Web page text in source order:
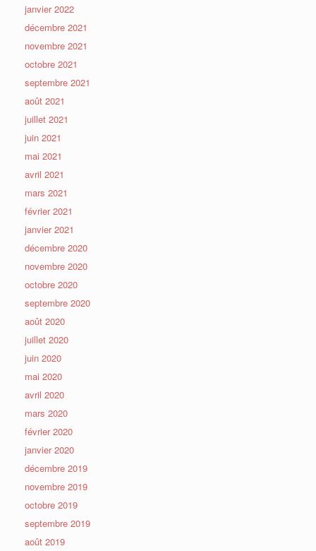
janvier 2022
décembre 2021
novembre 2021
octobre 2021
septembre 2021
août 2021
juillet 2021
juin 2021
mai 2021
avril 2021
mars 2021
février 2021
janvier 2021
décembre 2020
novembre 2020
octobre 2020
septembre 2020
août 2020
juillet 2020
juin 2020
mai 2020
avril 2020
mars 2020
février 2020
janvier 2020
décembre 2019
novembre 2019
octobre 2019
septembre 2019
août 2019